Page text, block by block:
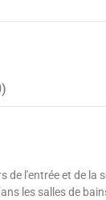
l'entrée et de la
les salles de